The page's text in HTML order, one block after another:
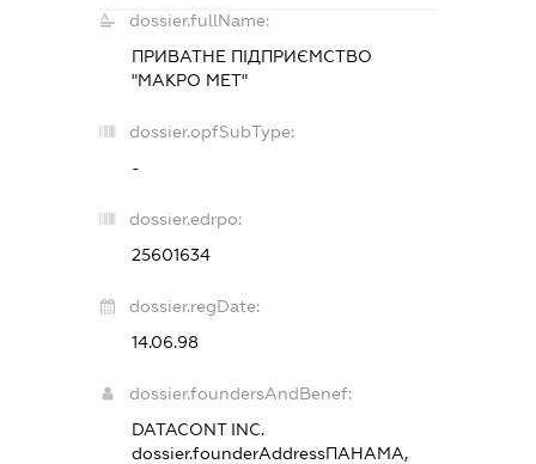
dossier.fullName:
ПРИВАТНЕ ПІДПРИЄМСТВО
"МАКРО МЕТ"
dossier.opfSubType:
-
dossier.edrpo:
25601634
dossier.regDate:
14.06.98
dossier.foundersAndBenef:
DATACONT INC.
dossier.founderAddressПАНАМА,